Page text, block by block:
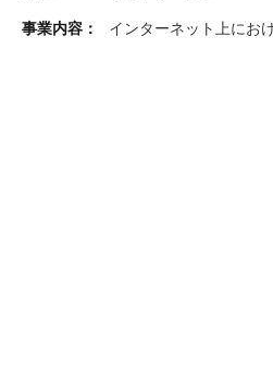
事業内容： インターネット上にお